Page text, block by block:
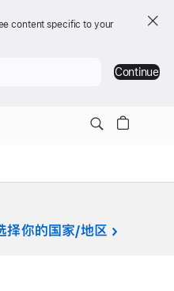
content specific to your
Continue
择你的国家/地区